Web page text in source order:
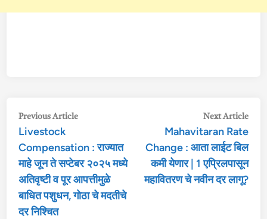
Post
navigation
Previous ArticlePrevious
Livestock
Compensation : राज्यात
माहे जून ते सप्टेबर २०२५ मध्ये
अतिवृष्टी व पूर आपत्तीमुळे
बाधित पशुधन, गोठा चे मदतीचे
दर निश्चित
Next Article
Mahavitaran Rate
Change : आता लाईट बिल
कमी येणार | 1 एप्रिलपासून
महावितरण चे नवीन दर लागू?